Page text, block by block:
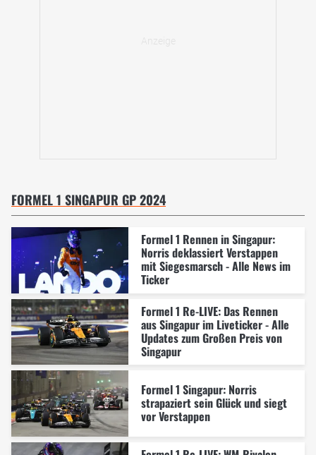
FORMEL 1 SINGAPUR GP 2024
Formel 1 Rennen in Singapur:
Norris deklassiert Verstappen
mit Siegesmarsch - Alle News im
Ticker
Formel 1 Re-LIVE: Das Rennen
aus Singapur im Liveticker - Alle
Updates zum Großen Preis von
Singapur
Formel 1 Singapur: Norris
strapaziert sein Glück und siegt
vor Verstappen